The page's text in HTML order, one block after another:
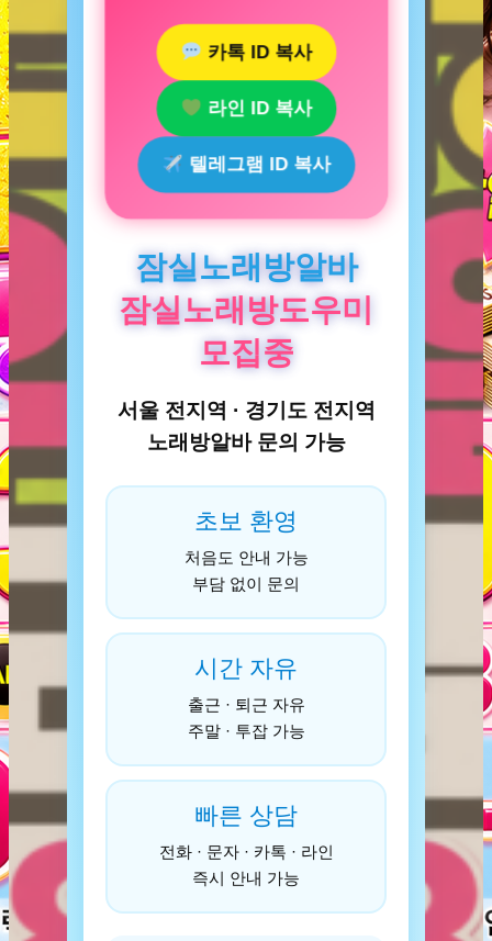
카톡 ID 복사
라인 ID 복사
텔레그램 ID 복사
잠실노래방알바
잠실노래방도우미
모집중
서울 전지역 · 경기도 전지역
노래방알바 문의 가능
초보 환영
처음도 안내 가능
부담 없이 문의
시간 자유
출근 · 퇴근 자유
주말 · 투잡 가능
빠른 상담
전화 · 문자 · 카톡 · 라인
즉시 안내 가능